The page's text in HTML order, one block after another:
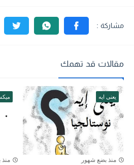
مقالات قد تهمك
يعنى ايه
منذ بضع شهور